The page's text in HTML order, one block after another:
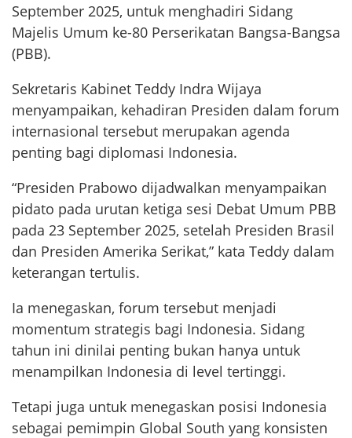
September 2025, untuk menghadiri Sidang
Majelis Umum ke-80 Perserikatan Bangsa-Bangsa
(PBB).
Sekretaris Kabinet Teddy Indra Wijaya
menyampaikan, kehadiran Presiden dalam forum
internasional tersebut merupakan agenda
penting bagi diplomasi Indonesia.
“Presiden Prabowo dijadwalkan menyampaikan
pidato pada urutan ketiga sesi Debat Umum PBB
pada 23 September 2025, setelah Presiden Brasil
dan Presiden Amerika Serikat,” kata Teddy dalam
keterangan tertulis.
Ia menegaskan, forum tersebut menjadi
momentum strategis bagi Indonesia. Sidang
tahun ini dinilai penting bukan hanya untuk
menampilkan Indonesia di level tertinggi.
Tetapi juga untuk menegaskan posisi Indonesia
sebagai pemimpin Global South yang konsisten